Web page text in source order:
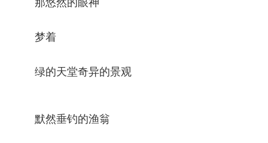
那悠然的眼神
梦着
绿的天堂奇异的景观
默然垂钓的渔翁